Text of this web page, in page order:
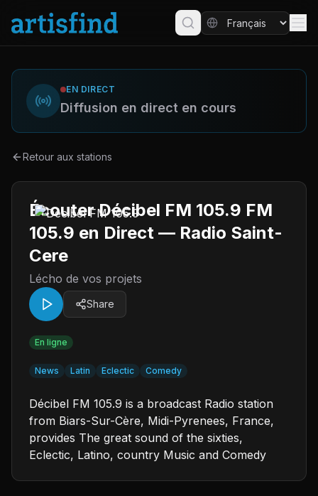
EN DIRECT
Diffusion en direct en cours
Retour aux stations
Écouter Décibel FM 105.9 FM
105.9 en Direct — Radio Saint-
Cere
Lécho de vos projets
Share
En ligne
News Latin Eclectic Comedy
Décibel FM 105.9 is a broadcast Radio station
from Biars-Sur-Cère, Midi-Pyrenees, France,
provides The great sound of the sixties,
Eclectic, Latino, country Music and Comedy